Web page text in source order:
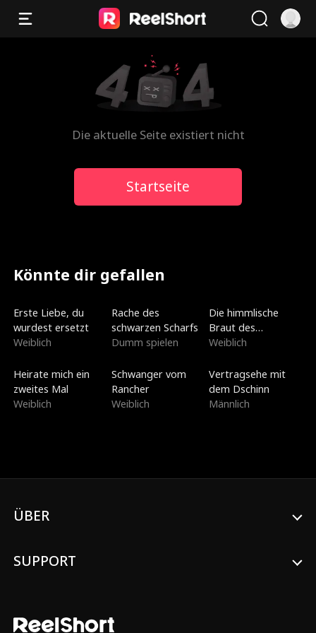
Die aktuelle Seite existiert nicht
Startseite
Könnte dir gefallen
Erste Liebe, du
wurdest ersetzt
Weiblich
Rache des
schwarzen Scharfs
Dumm spielen
Die himmlische
Braut des
Kriegsherrn
Weiblich
Heirate mich ein
zweites Mal
Weiblich
Schwanger vom
Rancher
Weiblich
Vertragsehe mit
dem Dschinn
Männlich
ÜBER
SUPPORT